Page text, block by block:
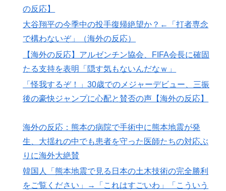
な」
▶ スカトロ野郎「今日仕事が終わったらやっとうんこが食
べられるぞ」←こんなやつが実在する事実
アメリカ「お前らの国でしか愛されてないものってあ
る？」日本「納豆」
韓国人「過去のW杯で韓国代表がドーピング検査をすり
抜けるように注射していたものがこちら…」→「恥ずか
▶ イチローさん「僕は本を読まない。好きなアニメはドラ
ゴンボール」【海外の反応】
▶
海外「全部日本の真似だったのか…」 日本の普通のテ
レビ番組が最新SNSの数十年先を行っていたと話題に
▶ 海外「素晴らしい！」日本が買収したUSスチール驚異
の反応】
大谷翔平の今季中の投手復帰絶望か？←「打者専念
で構わないぞ」（海外の反応）
【海外の反応】アルゼンチン協会、FIFA会長に確固
たる支持を表明「隠す気もないんだなｗ」
「怪我するぞ！」30歳でのメジャーデビュー、三振
後の豪快ジャンプに心配と賛否の声【海外の反応】
海外の反応：熊本の病院で手術中に熊本地震が発
生、大揺れの中でも患者を守った医師たちの対応ぶ
りに海外大絶賛
韓国人「熊本地震で見る日本の土木技術の完全勝利
をご覧ください」→「これはすごいわ」「こういう